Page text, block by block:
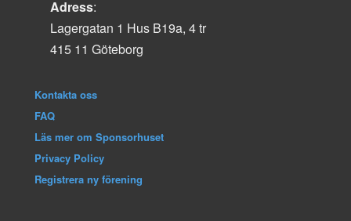
Adress:
Lagergatan 1 Hus B19a, 4 tr
415 11 Göteborg
Kontakta oss
FAQ
Läs mer om Sponsorhuset
Privacy Policy
Registrera ny förening